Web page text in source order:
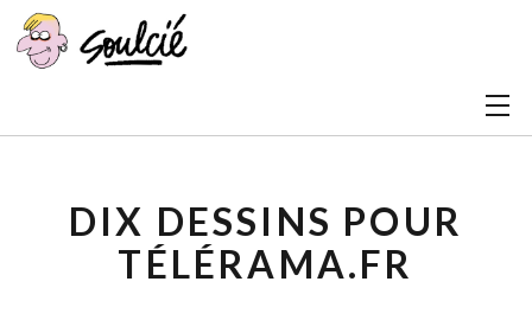
DIX DESSINS POUR
TÉLÉRAMA.FR